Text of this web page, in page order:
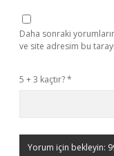
Daha sonraki
ve site adresim bu
5 + 3 kaçtır?*